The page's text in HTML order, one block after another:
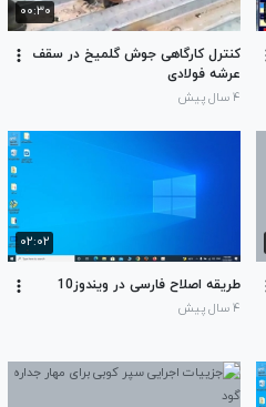
۰۰:۳۰
کنترل کارگاهی جوش گلمیخ در سقف
عرشه فولادی
۴ سال پیش
۰۲:۰۲
طریقه اصلاح فارسی در ویندوز10
۴ سال پیش